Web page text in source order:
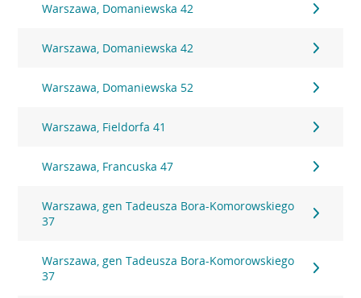
Warszawa, Domaniewska 42
Warszawa, Domaniewska 42
Warszawa, Domaniewska 52
Warszawa, Fieldorfa 41
Warszawa, Francuska 47
Warszawa, gen Tadeusza Bora-Komorowskiego
37
Warszawa, gen Tadeusza Bora-Komorowskiego
37